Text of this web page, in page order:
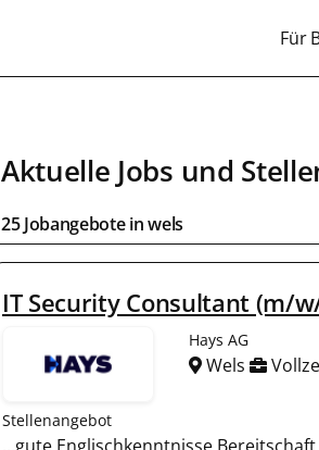
Für
Aktuelle Jobs und
25 Jobangebote inwels
IT Security Consultant (m/
Hays AG
Wels
Stellenangebot